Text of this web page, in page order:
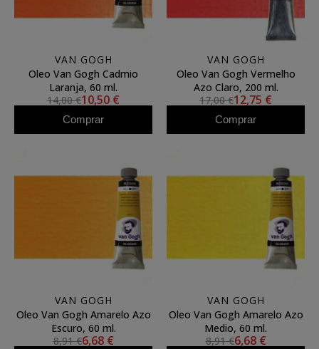
VAN GOGH
Oleo Van Gogh Cadmio
Laranja, 60 ml.
14,00 €10,50 €
Comprar
VAN GOGH
Oleo Van Gogh Vermelho
Azo Claro, 200 ml.
17,00 €12,75 €
Comprar
VAN GOGH
Oleo Van Gogh Amarelo Azo
Escuro, 60 ml.
8,91 €6,68 €
VAN GOGH
Oleo Van Gogh Amarelo Azo
Medio, 60 ml.
8,91 €6,68 €